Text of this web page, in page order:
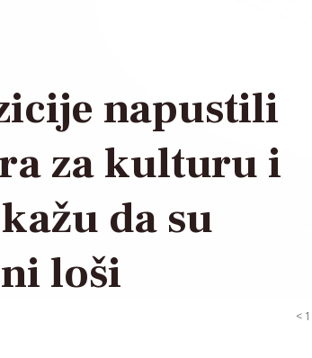
napustili
za kulturu i
da su
loši
< 1